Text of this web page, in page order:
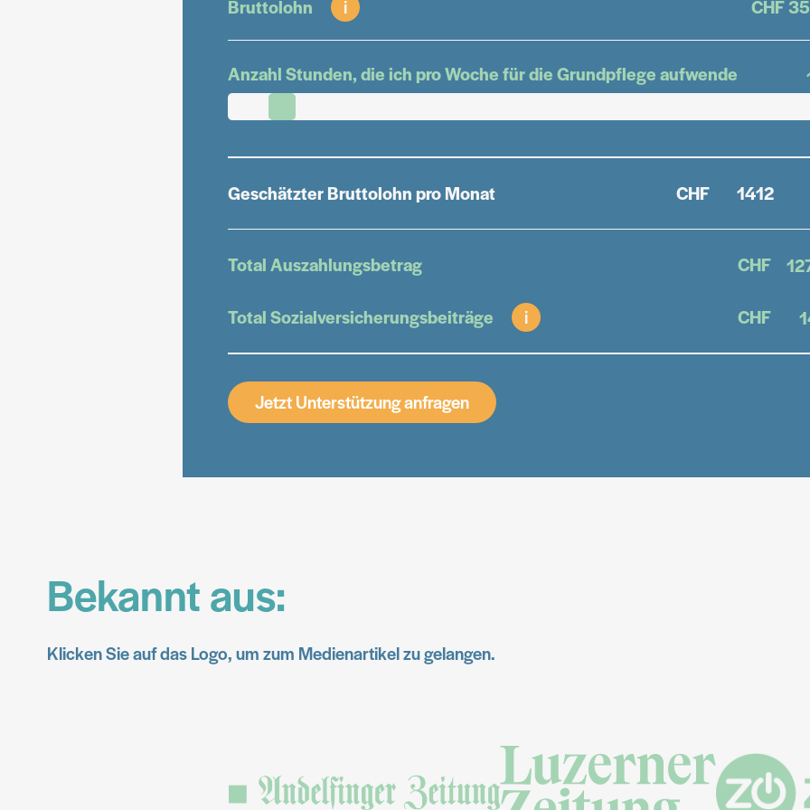
Bruttolohn i CHF
Anzahl Stunden, die ich pro Woche für die Grundpflege aufwende
Geschätzter Bruttolohn pro Monat CHF
Total Auszahlungsbetrag CHF
Total Sozialversicherungsbeiträge i CHF
Jetzt Unterstützung anfragen
Bekannt aus:
Klicken Sie auf das Logo, um zum Medienartikel zu gelangen.